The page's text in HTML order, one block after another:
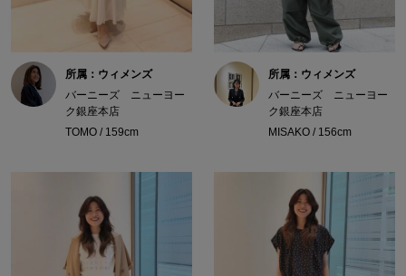
所属：ウィメンズ
バーニーズ ニューヨー
ク銀座本店
TOMO / 159cm
所属：ウィメンズ
バーニーズ ニューヨー
ク銀座本店
MISAKO / 156cm